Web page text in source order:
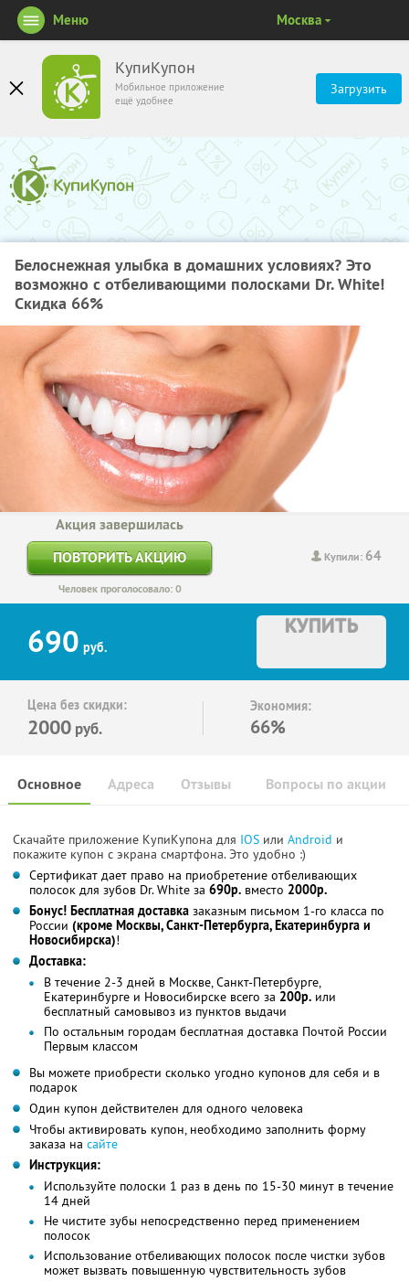
КупиКупон
Мобильное приложение
ещё удобнее
Загрузить
Меню Москва
Белоснежная улыбка в домашних условиях? Это
возможно с отбеливающими полосками Dr. White!
Скидка 66%
Купили: 64
Акция завершилась
ПОВТОРИТЬ АКЦИЮ
Человек проголосовало: 0
690 руб.
КУПИТЬ
Цена без скидки:
2000 руб.
Экономия:
66%
Основное Отзывы Вопросы по акции
Адреса
Скачайте приложение КупиКупона для IOS или Android и
покажите купон с экрана смартфона. Это удобно :)
Сертификат дает право на приобретение отбеливающих
полосок для зубов Dr. White за 690р. вместо 2000р.
Бонус! Бесплатная доставка заказным письмом 1-го класса по
России (кроме Москвы, Санкт-Петербурга, Екатеринбурга и
Новосибирска)!
Доставка:
В течение 2-3 дней в Москве, Санкт-Петербурге,
Екатеринбурге и Новосибирске всего за 200р. или
бесплатный самовывоз из пунктов выдачи
По остальным городам бесплатная доставка Почтой России
Первым классом
Вы можете приобрести сколько угодно купонов для себя и в
подарок
Один купон действителен для одного человека
Чтобы активировать купон, необходимо заполнить форму
заказа на сайте
Инструкция:
Используйте полоски 1 раз в день по 15-30 минут в течение
14 дней
Не чистите зубы непосредственно перед применением
полосок
Использование отбеливающих полосок после чистки зубов
может вызвать повышенную чувствительность зубов